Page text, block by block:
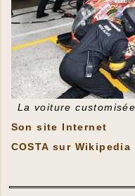
La voiture
Son site Internet
COSTA sur Wikipedia